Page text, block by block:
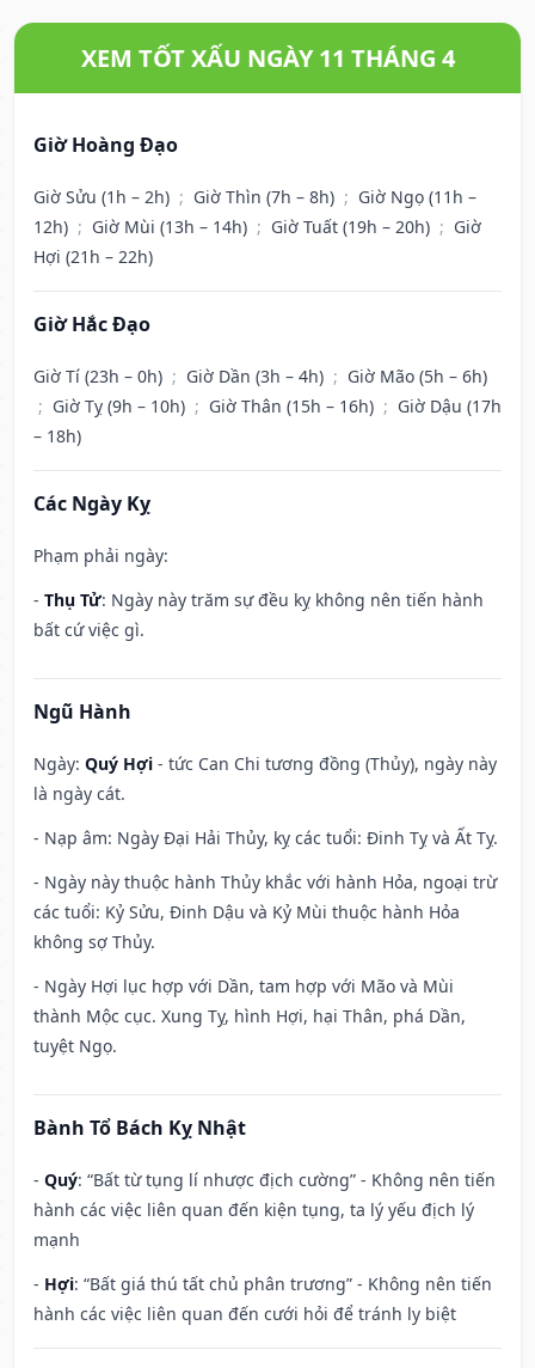
XEM TỐT XẤU NGÀY 11 THÁNG 4
Giờ Hoàng Đạo
Giờ Sửu (1h – 2h) ; Giờ Thìn (7h – 8h) ; Giờ Ngọ (11h –
12h) ; Giờ Mùi (13h – 14h) ; Giờ Tuất (19h – 20h) ; Giờ
Hợi (21h – 22h)
Giờ Hắc Đạo
Giờ Tí (23h – 0h) ; Giờ Dần (3h – 4h) ; Giờ Mão (5h – 6h)
; Giờ Tỵ (9h – 10h) ; Giờ Thân (15h – 16h) ; Giờ Dậu (17h
– 18h)
Các Ngày Kỵ
Phạm phải ngày:
- Thụ Tử: Ngày này trăm sự đều kỵ không nên tiến hành
bất cứ việc gì.
Ngũ Hành
Ngày: Quý Hợi - tức Can Chi tương đồng (Thủy), ngày này
là ngày cát.
- Nạp âm: Ngày Đại Hải Thủy, kỵ các tuổi: Đinh Tỵ và Ất Tỵ.
- Ngày này thuộc hành Thủy khắc với hành Hỏa, ngoại trừ
các tuổi: Kỷ Sửu, Đinh Dậu và Kỷ Mùi thuộc hành Hỏa
không sợ Thủy.
- Ngày Hợi lục hợp với Dần, tam hợp với Mão và Mùi
thành Mộc cục. Xung Tỵ, hình Hợi, hại Thân, phá Dần,
tuyệt Ngọ.
Bành Tổ Bách Kỵ Nhật
- Quý: “Bất từ tụng lí nhược địch cường” - Không nên tiến
hành các việc liên quan đến kiện tụng, ta lý yếu địch lý
mạnh
- Hợi: “Bất giá thú tất chủ phân trương” - Không nên tiến
hành các việc liên quan đến cưới hỏi để tránh ly biệt